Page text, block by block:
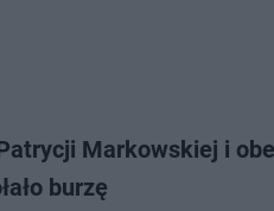
Markowskiej i
burzę